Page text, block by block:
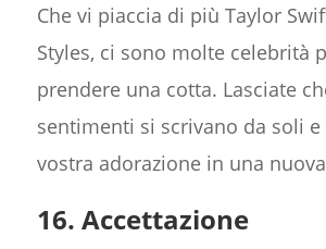
Che vi piaccia di più Taylor
Styles, ci sono molte celebrità
prendere una cotta. Lasciate
sentimenti si scrivano da soli
vostra adorazione in una
16. Accettazione